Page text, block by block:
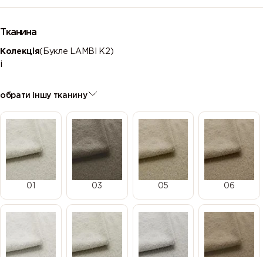
Тканина
Колекція(Букле LAMBI К2)
і
обрати іншу тканину
01 03 05 06